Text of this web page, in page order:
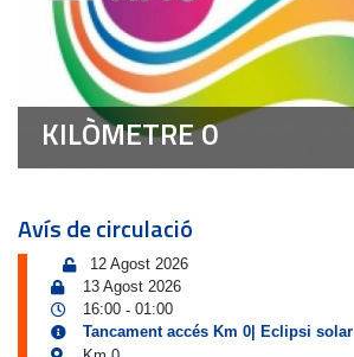
KILÒMETRE 0
Avís de circulació
12 Agost 2026
13 Agost 2026
16:00 - 01:00
Tancament accés Km 0| Eclipsi solar